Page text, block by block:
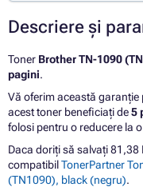
Descriere și
Toner Brother TN-1090
pagini.
Vă oferim această
acest toner beneficiați de5
folosi pentru o reducere la
Daca doriți să salvați 81,38
compatibilTonerPartner
(TN1090), black (negru).